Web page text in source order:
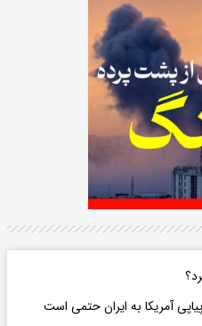
آمریکا به ایران حتمی است